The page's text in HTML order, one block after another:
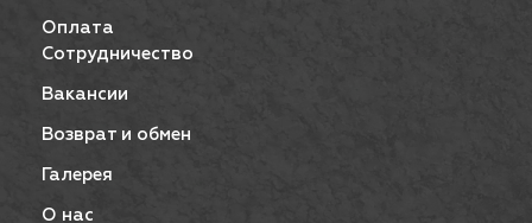
Оплата
Сотрудничество
Вакансии
Возврат и обмен
Галерея
О нас